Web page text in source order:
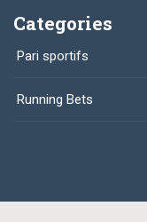
Categories
Pari sportifs
Running Bets